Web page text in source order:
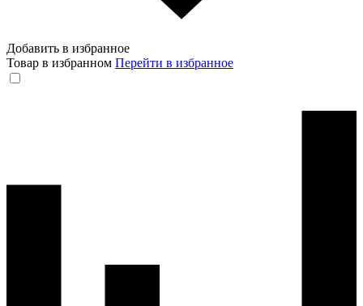
Добавить в избранное
Товар в избранном Перейти в избранное